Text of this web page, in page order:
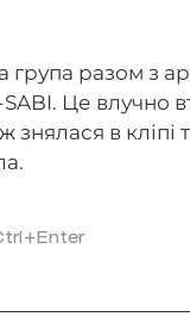
разом з
Це влучно
в кліпі